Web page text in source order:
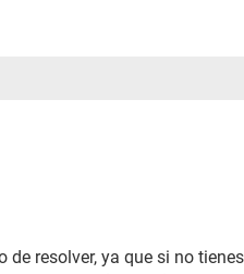
resolver, ya que si no